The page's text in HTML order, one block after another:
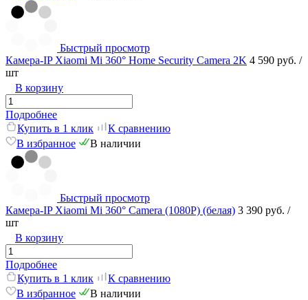
Быстрый просмотр
Камера-IP Xiaomi Mi 360° Home Security Camera 2K 4 590 руб. /
шт
В корзину
Подробнее
Купить в 1 клик
К сравнению
В избранное
В наличии
Быстрый просмотр
Камера-IP Xiaomi Mi 360° Camera (1080P) (белая) 3 390 руб. /
шт
В корзину
Подробнее
Купить в 1 клик
К сравнению
В избранное
В наличии